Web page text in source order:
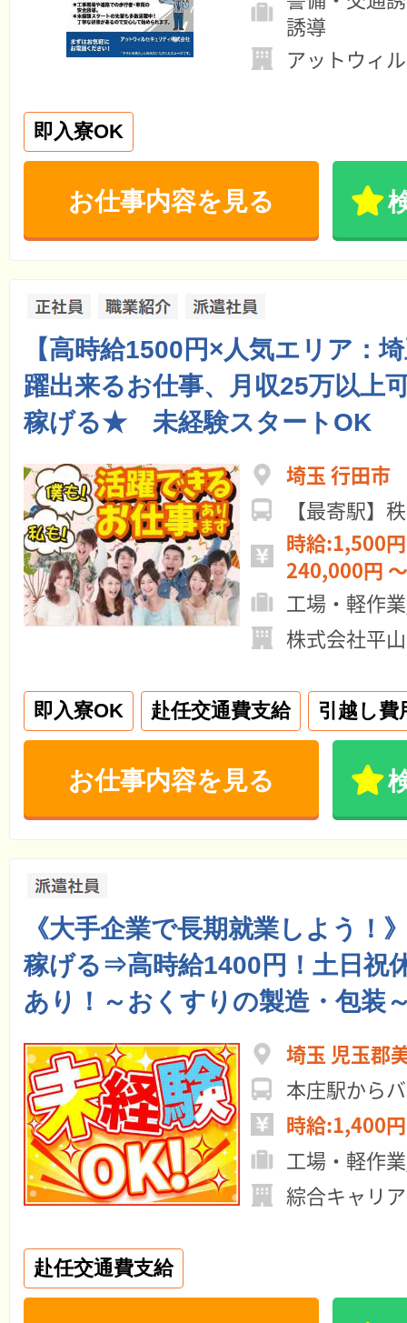
誘導
アットウィ
即入寮OK
お仕事内容を見る
【高時給1500円×人気エリア：
躍出来るお仕事、月収25万以上
稼げる★ 未経験スタートOK
埼玉 行田市
【最寄駅
時給:1,500
240,000円
工場・軽作
株式会社平
即入寮OK 赴任交通費支給 引越し費
お仕事内容を見る
《大手企業で長期就業しよう！
稼げる⇒高時給1400円！土日祝
あり！～おくすりの製造・包装
埼玉 児玉郡
本庄駅から
時給:1,400
工場・軽作
綜合キャリ
赴任交通費支給